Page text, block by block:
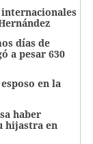
días de
a pesar 630
en la
haber
hijastra en